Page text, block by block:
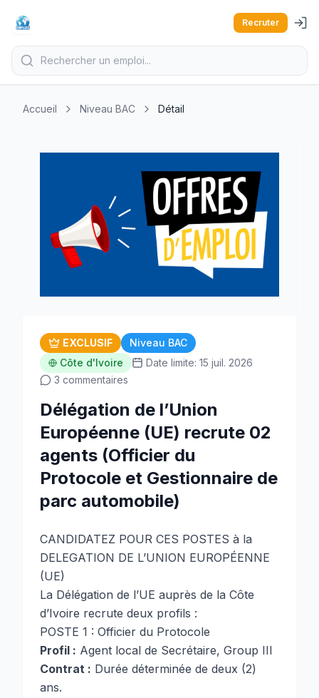
Recruter
Accueil Niveau BAC Détail
EXCLUSIF
Niveau BAC
Côte d'Ivoire
Date limite: 15 juil. 2026
3 commentaires
Délégation de l’Union
Européenne (UE) recrute 02
agents (Officier du
Protocole et Gestionnaire de
parc automobile)
CANDIDATEZ POUR CES POSTES à la
DELEGATION DE L’UNION EUROPÉENNE
(UE)
La Délégation de l’UE auprès de la Côte
d’Ivoire recrute deux profils :
POSTE 1 : Officier du Protocole
Profil : Agent local de Secrétaire, Group III
Contrat : Durée déterminée de deux (2)
ans.